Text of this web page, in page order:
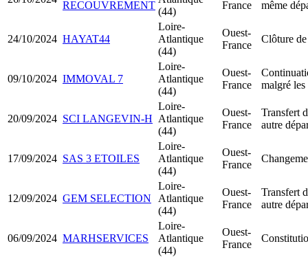
RECOUVREMENT
(44)
France
même
24/10/2024 HAYAT44
Loire-
Atlantique
(44)
Ouest-
France
Clôture
09/10/2024 IMMOVAL 7
Loire-
Atlantique
(44)
Ouest-
France
malgré les
20/09/2024 SCI LANGEVIN-H
Loire-
Atlantique
(44)
Ouest-
France
Transfert
autre
17/09/2024 SAS 3 ETOILES
Loire-
Atlantique
(44)
Ouest-
France
12/09/2024 GEM SELECTION
Loire-
Atlantique
(44)
Ouest-
France
Transfert
autre
06/09/2024 MARHSERVICES
Loire-
Atlantique
(44)
Ouest-
France